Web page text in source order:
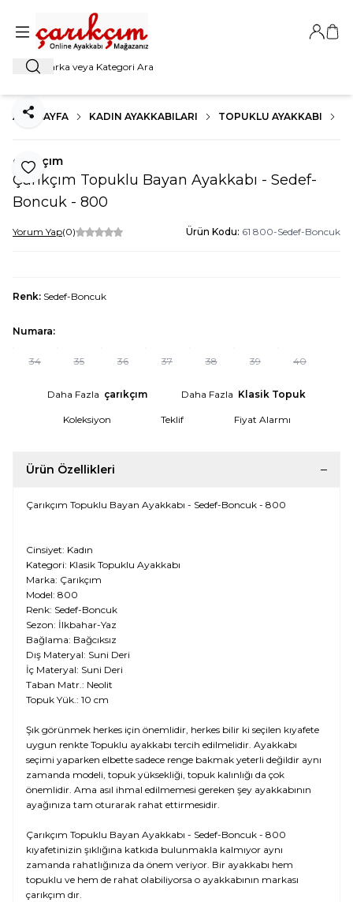
Ara
Giriş
ANA SAYFA KADIN AYAKKABILARI TOPUKLU AYAKKABI
Favoriye Ekle
Paylaş
çarıkçım
Çarıkçım Topuklu Bayan Ayakkabı - Sedef-
Boncuk - 800
Yorum Yap(0) Ürün Kodu: 61 800-Sedef-Boncuk
Renk: Sedef-Boncuk
Numara:
34 35 36 37 38 39 40
Daha Fazla çarıkçım Daha Fazla Klasik Topuk
Koleksiyon Teklif Fiyat Alarmı
Ürün Özellikleri
Çarıkçım Topuklu Bayan Ayakkabı - Sedef-Boncuk - 800
Cinsiyet: Kadın
Kategori: Klasik Topuklu Ayakkabı
Marka: Çarıkçım
Model: 800
Renk: Sedef-Boncuk
Sezon: İlkbahar-Yaz
Bağlama: Bağcıksız
Dış Materyal: Suni Deri
İç Materyal: Suni Deri
Taban Matr.: Neolit
Topuk Yük.: 10 cm
Şık görünmek herkes için önemlidir, herkes bilir ki seçilen kıyafete
uygun renkte Topuklu ayakkabı tercih edilmelidir. Ayakkabı
seçimi yaparken elbette sadece renge bakmak yeterli değildir aynı
zamanda modeli, topuk yüksekliği, topuk kalınlığı da çok
önemlidir. Ama asıl ihmal edilmemesi gereken şey ayakkabının
ayağınıza tam oturarak rahat ettirmesidir.
Çarıkçım Topuklu Bayan Ayakkabı - Sedef-Boncuk - 800
kıyafetinizin şıklığına katkıda bulunmakla kalmıyor aynı
zamanda rahatlığınıza da önem veriyor. Bir ayakkabı hem
topuklu ve hem de rahat olabiliyorsa o ayakkabının markası
çarıkçım dır.